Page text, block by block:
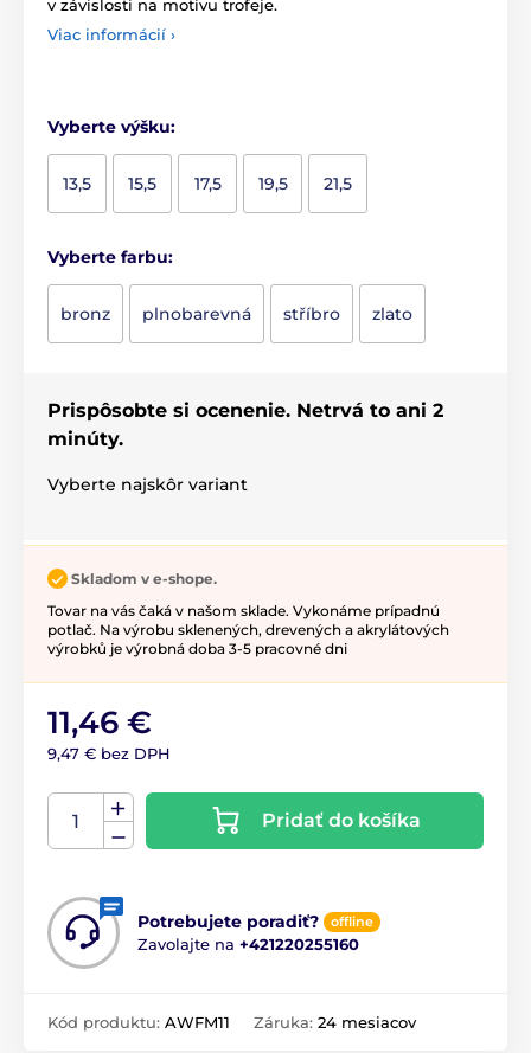
v závislosti na motivu trofeje.
Viac informácií ›
Vyberte výšku:
13,5 15,5 17,5 19,5 21,5
Vyberte farbu:
bronz plnobarevná stříbro zlato
Prispôsobte si ocenenie. Netrvá to ani 2
minúty.
Vyberte najskôr variant
Skladom v e-shope.
Tovar na vás čaká v našom sklade. Vykonáme prípadnú
potlač. Na výrobu sklenených, drevených a akrylátových
výrobků je výrobná doba 3-5 pracovné dni
11,46 €
9,47 € bez DPH
Pridať do košíka
Potrebujete poradiť? offline
Zavolajte na +421220255160
Kód produktu: AWFM11 Záruka: 24 mesiacov